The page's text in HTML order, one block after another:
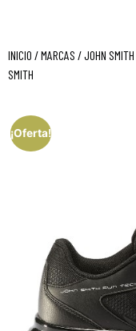
INICIO /MARCAS /JOHN SMITH
SMITH
¡Oferta!